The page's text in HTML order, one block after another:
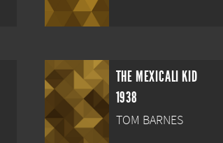
THE MEXICALI KID
1938
TOM BARNES